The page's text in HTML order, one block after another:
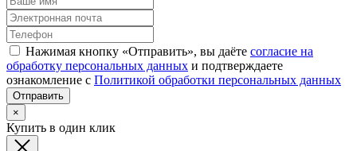
Нажимая кнопку «Отправить», вы даёте согласие на
обработку персональных данных и подтверждаете
ознакомление с Политикой обработки персональных данных
×
Купить в один клик